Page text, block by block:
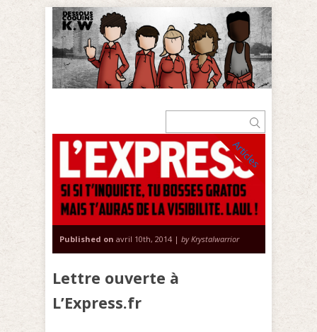
Articles
Published on avril 10th, 2014 | by Krystalwarrior
Lettre ouverte à
L’Express.fr